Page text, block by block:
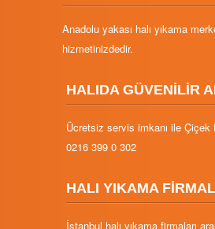
Anadolu yakası halı yıkama
hizmetinizdedir.
HALIDA GÜVENİLİR
Ücretsiz servis imkanı ile Çiçek
0216 399 0 302
HALI YIKAMA
İstanbul halı yıkama firmaları